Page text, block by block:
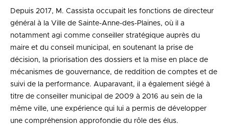
Depuis 2017, M. Cassista occupait les fonctions de directeur
général à la Ville de Sainte-Anne-des-Plaines, où il a
notamment agi comme conseiller stratégique auprès du
maire et du conseil municipal, en soutenant la prise de
décision, la priorisation des dossiers et la mise en place de
mécanismes de gouvernance, de reddition de comptes et de
suivi de la performance. Auparavant, il a également siégé à
titre de conseiller municipal de 2009 à 2016 au sein de la
même ville, une expérience qui lui a permis de développer
une compréhension approfondie du rôle des élus.